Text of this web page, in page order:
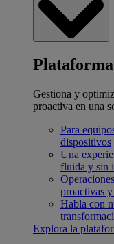
Gestiona y
proactiva en una
Para
dispositivos
Una
fluida y sin
proactivas
Habla con
Explora la